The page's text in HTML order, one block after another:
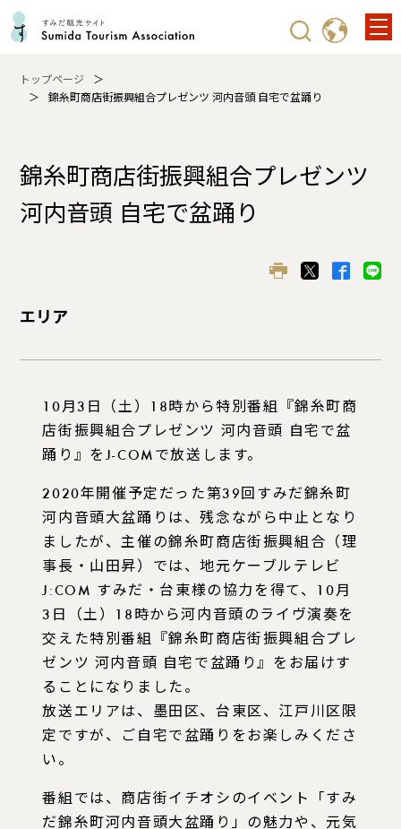
トップページ
錦糸町商店街振興組合プレゼンツ 河内音頭 自宅で盆踊り
錦糸町商店街振興組合プレゼンツ
河内音頭 自宅で盆踊り
エリア
10月3日（土）18時から特別番組『錦糸町商
店街振興組合プレゼンツ 河内音頭 自宅で盆
踊り』をJ-COMで放送します。
2020年開催予定だった第39回すみだ錦糸町
河内音頭大盆踊りは、残念ながら中止となり
ましたが、主催の錦糸町商店街振興組合（理
事長・山田昇）では、地元ケーブルテレビ
J:COM すみだ・台東様の協力を得て、10月
3日（土）18時から河内音頭のライヴ演奏を
交えた特別番組『錦糸町商店街振興組合プレ
ゼンツ 河内音頭 自宅で盆踊り』をお届けす
ることになりました。
放送エリアは、墨田区、台東区、江戸川区限
定ですが、ご自宅で盆踊りをお楽しみくださ
い。
番組では、商店街イチオシのイベント「すみ
だ錦糸町河内音頭大盆踊り」の魅力や、元気